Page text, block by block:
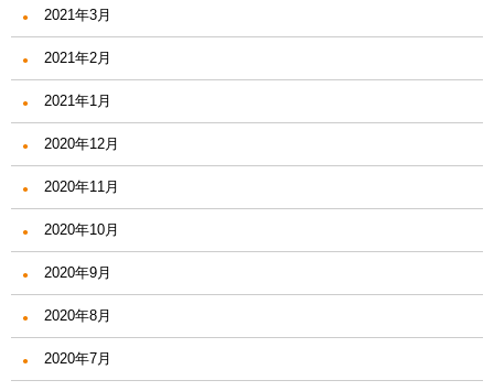
2021年3月
2021年2月
2021年1月
2020年12月
2020年11月
2020年10月
2020年9月
2020年8月
2020年7月